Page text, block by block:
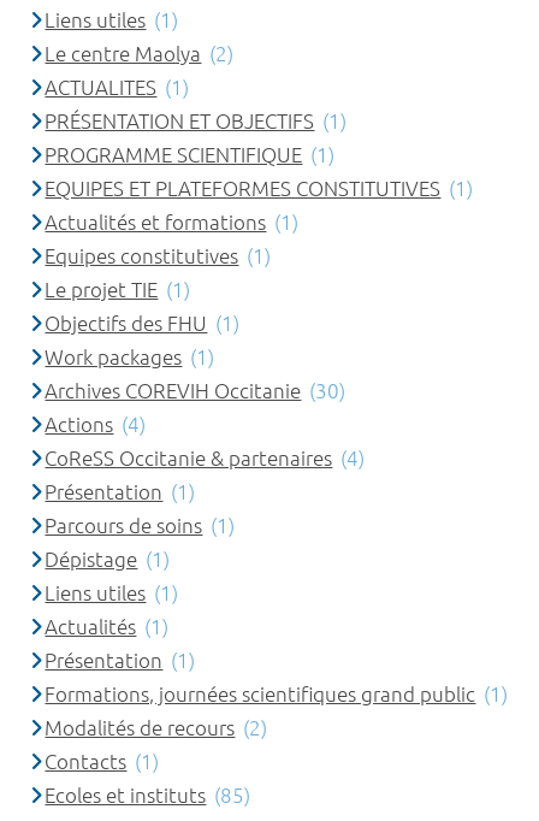
Liens utiles (1)
Le centre Maolya (2)
ACTUALITES (1)
PRÉSENTATION ET OBJECTIFS (1)
PROGRAMME SCIENTIFIQUE (1)
EQUIPES ET PLATEFORMES CONSTITUTIVES (1)
Actualités et formations (1)
Equipes constitutives (1)
Le projet TIE (1)
Objectifs des FHU (1)
Work packages (1)
Archives COREVIH Occitanie (30)
Actions (4)
CoReSS Occitanie & partenaires (4)
Présentation (1)
Parcours de soins (1)
Dépistage (1)
Liens utiles (1)
Actualités (1)
Présentation (1)
Formations, journées scientifiques grand public (1)
Modalités de recours (2)
Contacts (1)
Ecoles et instituts (85)